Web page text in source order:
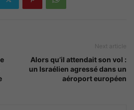
Next article
Alors qu’il attendait son vol :
un Israélien agressé dans un
aéroport européen